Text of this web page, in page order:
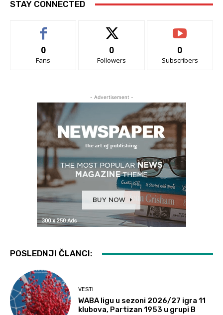
STAY CONNECTED
0
Fans
0
Followers
0
Subscribers
- Advertisement -
POSLEDNJI ČLANCI:
VESTI
WABA ligu u sezoni 2026/27 igra 11
klubova, Partizan 1953 u grupi B